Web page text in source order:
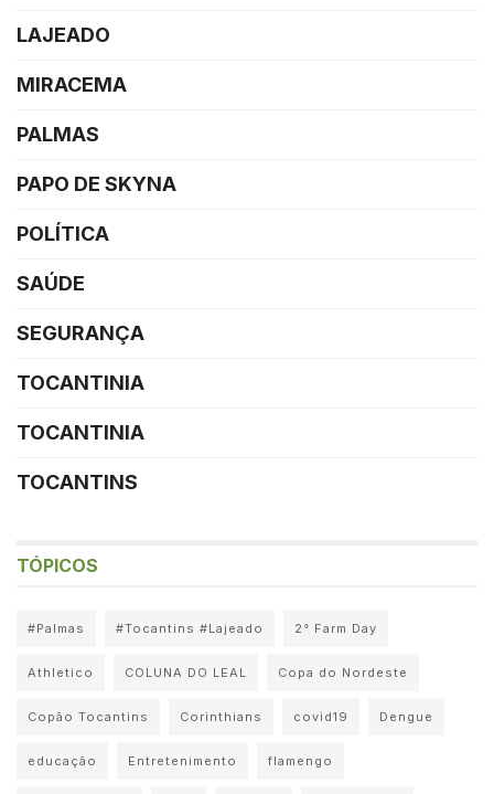
LAJEADO
MIRACEMA
PALMAS
PAPO DE SKYNA
POLÍTICA
SAÚDE
SEGURANÇA
TOCANTINIA
TOCANTINIA
TOCANTINS
TÓPICOS
#Palmas #Tocantins #Lajeado 2° Farm Day
Athletico COLUNA DO LEAL Copa do Nordeste
Copão Tocantins Corinthians covid19 Dengue
educação Entretenimento flamengo